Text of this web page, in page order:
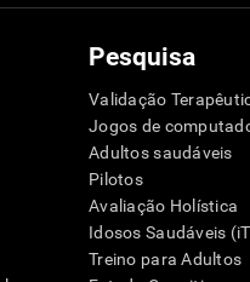
Pesquisa
Validação
Jogos de
Adultos saudáveis
Pilotos
Avaliação Holística
Idosos Saudáveis
Treino para Adultos